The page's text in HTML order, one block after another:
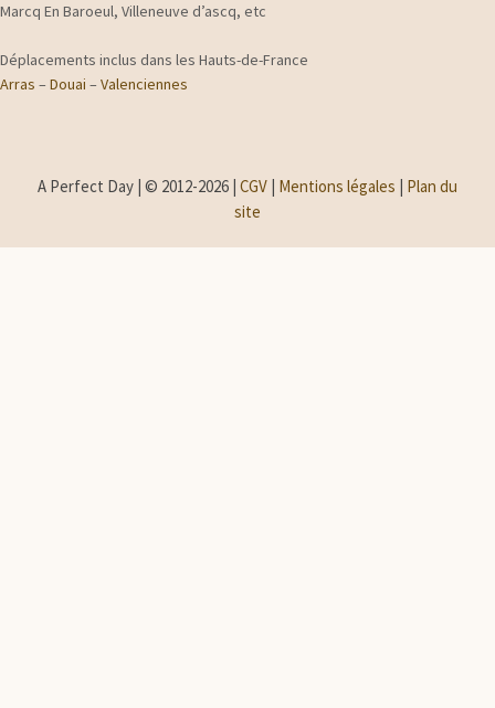
Marcq En Baroeul, Villeneuve d’ascq, etc
Déplacements inclus dans les Hauts-de-France
Arras –Douai –Valenciennes
A Perfect Day | © 2012-2026 | CGV | Mentions légales | Plan du
site